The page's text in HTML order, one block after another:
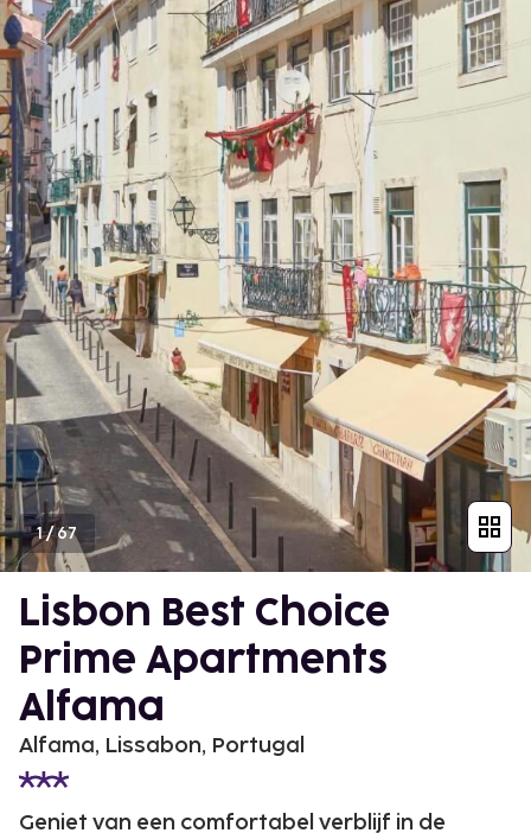
1/67
Lisbon Best Choice
Prime Apartments
Alfama
Alfama, Lissabon, Portugal
Geniet van een comfortabel verblijf in de